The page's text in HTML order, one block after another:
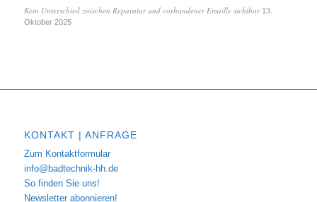
Kein Unterschied zwischen Reparatur und vorhandener Emaille sichtbar 13.
Oktober 2025
KONTAKT | ANFRAGE
Zum Kontaktformular
info@badtechnik-hh.de
So finden Sie uns!
Newsletter abonnieren!